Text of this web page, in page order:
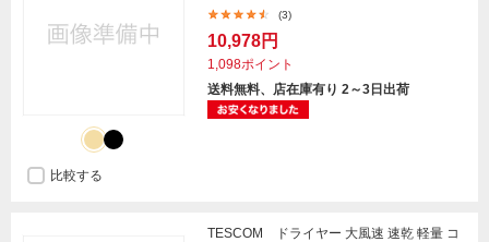
(3)
10,978円
1,098ポイント
送料無料、店在庫有り 2～3日出荷
比較する
TESCOM ドライヤー 大風速 速乾 軽量 コ